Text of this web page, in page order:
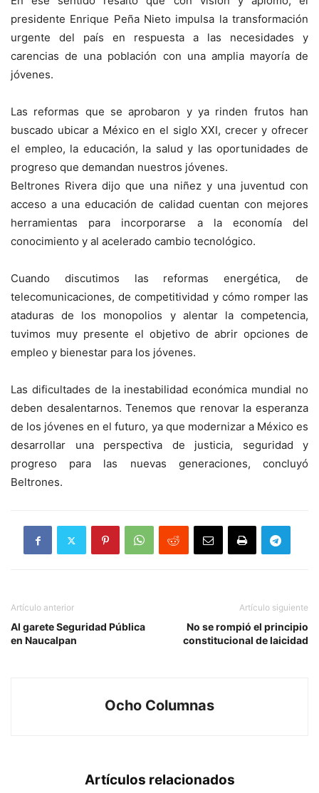
presidente Enrique Peña Nieto impulsa la transformación
urgente del país en respuesta a las necesidades y
carencias de una población con una amplia mayoría de
jóvenes.
Las reformas que se aprobaron y ya rinden frutos han
buscado ubicar a México en el siglo XXI, crecer y ofrecer
el empleo, la educación, la salud y las oportunidades de
progreso que demandan nuestros jóvenes.
Beltrones Rivera dijo que una niñez y una juventud con
acceso a una educación de calidad cuentan con mejores
herramientas para incorporarse a la economía del
conocimiento y al acelerado cambio tecnológico.
Cuando discutimos las reformas energética, de
telecomunicaciones, de competitividad y cómo romper las
ataduras de los monopolios y alentar la competencia,
tuvimos muy presente el objetivo de abrir opciones de
empleo y bienestar para los jóvenes.
Las dificultades de la inestabilidad económica mundial no
deben desalentarnos. Tenemos que renovar la esperanza
de los jóvenes en el futuro, ya que modernizar a México es
desarrollar una perspectiva de justicia, seguridad y
progreso para las nuevas generaciones, concluyó
Beltrones.
Artículo anterior
Al garete Seguridad Pública
en Naucalpan
Artículo siguiente
No se rompió el principio
constitucional de laicidad
Ocho Columnas
Artículos relacionados